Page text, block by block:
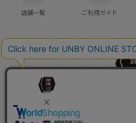
店舗一覧 ご利用ガイド